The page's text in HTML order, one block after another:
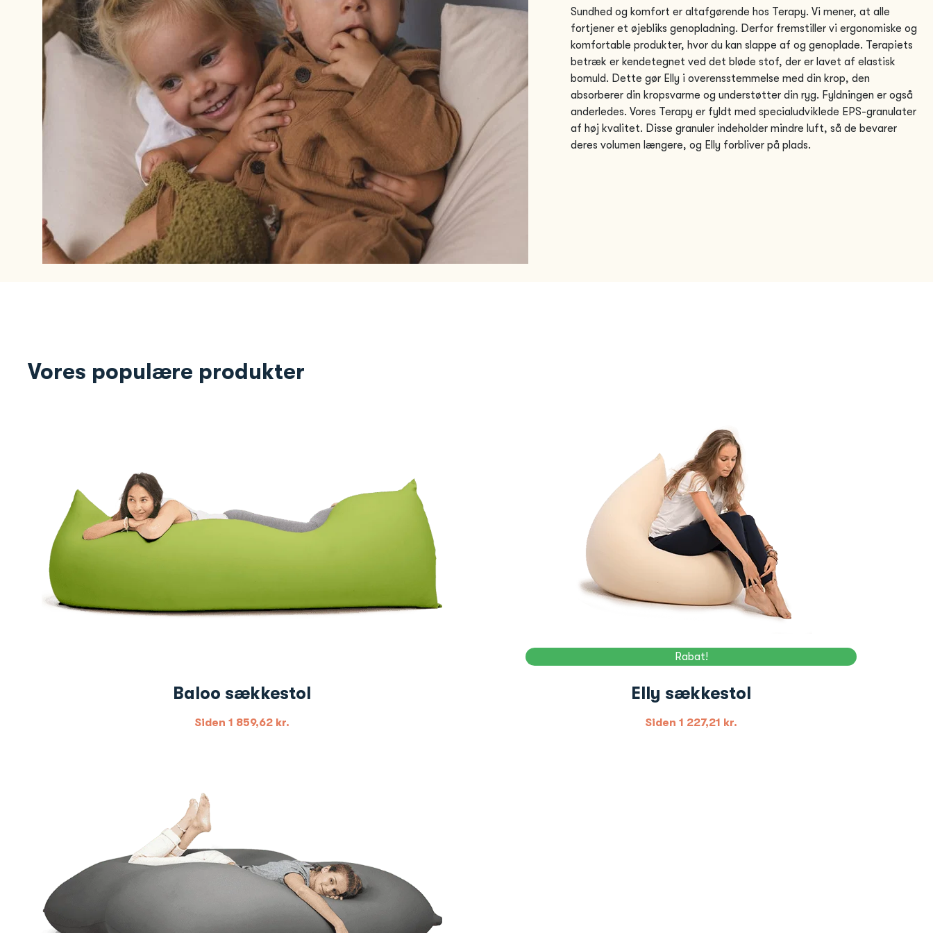
Sundhed og komfort er altafgørende hos Terapy. Vi mener, at alle
fortjener et øjebliks genopladning. Derfor fremstiller vi ergonomiske og
komfortable produkter, hvor du kan slappe af og genoplade. Terapiets
betræk er kendetegnet ved det bløde stof, der er lavet af elastisk
bomuld. Dette gør Elly i overensstemmelse med din krop, den
absorberer din kropsvarme og understøtter din ryg. Fyldningen er også
anderledes. Vores Terapy er fyldt med specialudviklede EPS-granulater
af høj kvalitet. Disse granuler indeholder mindre luft, så de bevarer
deres volumen længere, og Elly forbliver på plads.
Vores populære produkter
Baloo sækkestol
Siden 1 859,62 kr.
Rabat!
Elly sækkestol
Siden 1 227,21 kr.